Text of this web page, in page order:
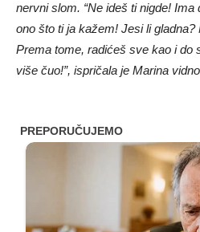
nervni slom. “Ne ideš ti nigde! Ima
ono što ti ja kažem! Jesi li
Prema tome, radićeš sve kao i do
više čuo!”, ispričala je Marina